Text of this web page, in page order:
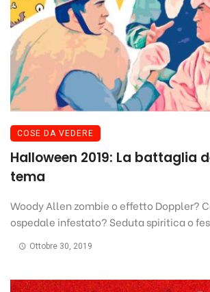
COSE DA VEDERE
Halloween 2019: La battaglia
tema
Woody Allen zombie o effetto Doppler?
ospedale infestato? Seduta spiritica o
Ottobre 30, 2019